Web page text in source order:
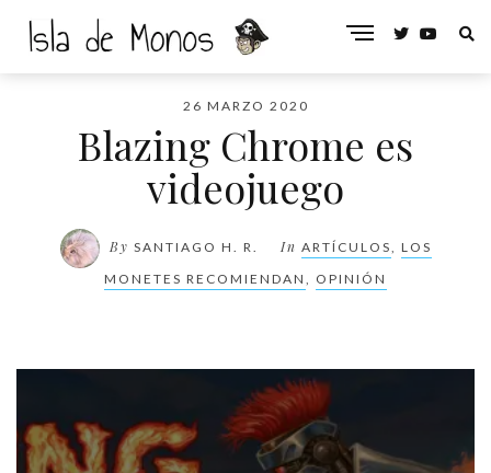
26 MARZO 2020
Blazing Chrome es
videojuego
By SANTIAGO H. R. In ARTÍCULOS, LOS
MONETES RECOMIENDAN , OPINIÓN